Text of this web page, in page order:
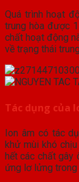
Quá trình hoạt
trung hòa được
chất hoạt động
về trạng thái
Tác dụng của
Ion âm có tác
khử mùi khó
hết các chất gây
ứng lơ lửng